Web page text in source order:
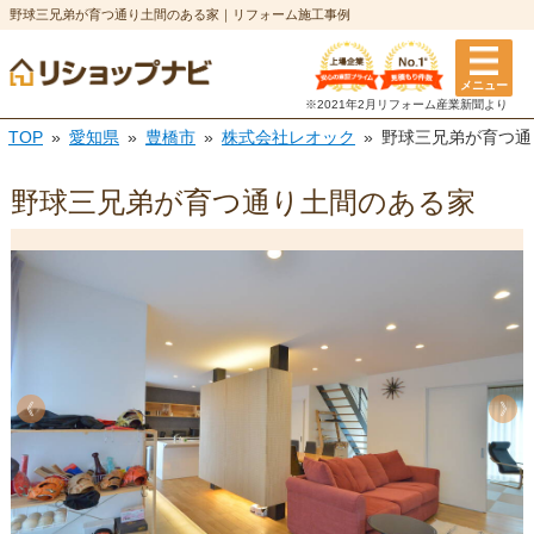
野球三兄弟が育つ通り土間のある家｜リフォーム施工事例
メニュー
※2021年2月リフォーム産業新聞より
TOP 愛知県 豊橋市 株式会社レオック 野球三兄弟が育つ
野球三兄弟が育つ通り土間のある家
《
《